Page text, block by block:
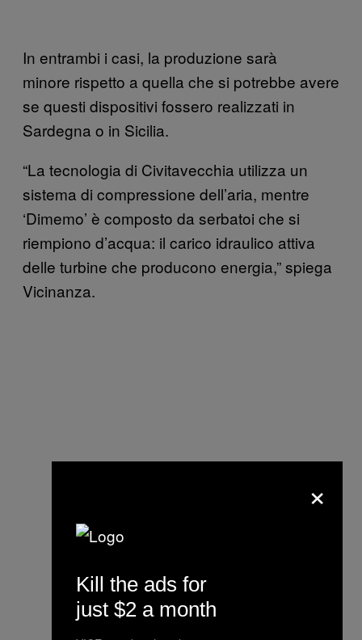
In entrambi i casi, la produzione sarà
minore rispetto a quella che si potrebbe avere
se questi dispositivi fossero realizzati in
Sardegna o in Sicilia.
“La tecnologia di Civitavecchia utilizza un
sistema di compressione dell’aria, mentre
‘Dimemo’ è composto da serbatoi che si
riempiono d’acqua: il carico idraulico attiva
delle turbine che producono energia,” spiega
Vicinanza.
×
Kill the ads for
just $2 a month